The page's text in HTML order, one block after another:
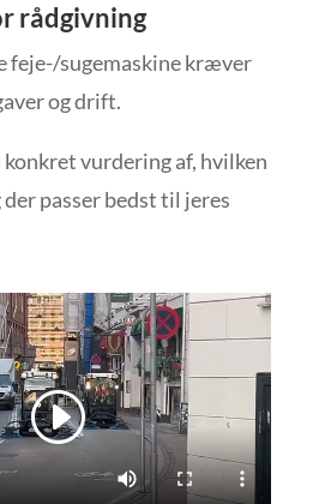
rådgivning
feje-/sugemaskine kræver
og drift.
vurdering af, hvilken
passer bedst til jeres